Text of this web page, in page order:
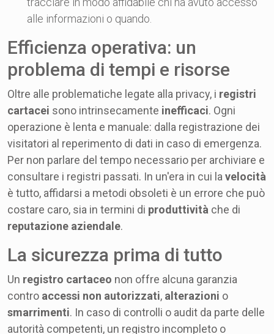
alle informazioni o quando.
Efficienza operativa: un
problema di tempi e risorse
Oltre alle problematiche legate alla privacy, i registri
cartacei sono intrinsecamente inefficaci. Ogni
operazione è lenta e manuale: dalla registrazione dei
visitatori al reperimento di dati in caso di emergenza.
Per non parlare del tempo necessario per archiviare e
consultare i registri passati. In un'era in cui la velocità
è tutto, affidarsi a metodi obsoleti è un errore che può
costare caro, sia in termini di produttività che di
reputazione aziendale.
La sicurezza prima di tutto
Un registro cartaceo non offre alcuna garanzia
contro accessi non autorizzati, alterazioni o
smarrimenti. In caso di controlli o audit da parte delle
autorità competenti, un registro incompleto o